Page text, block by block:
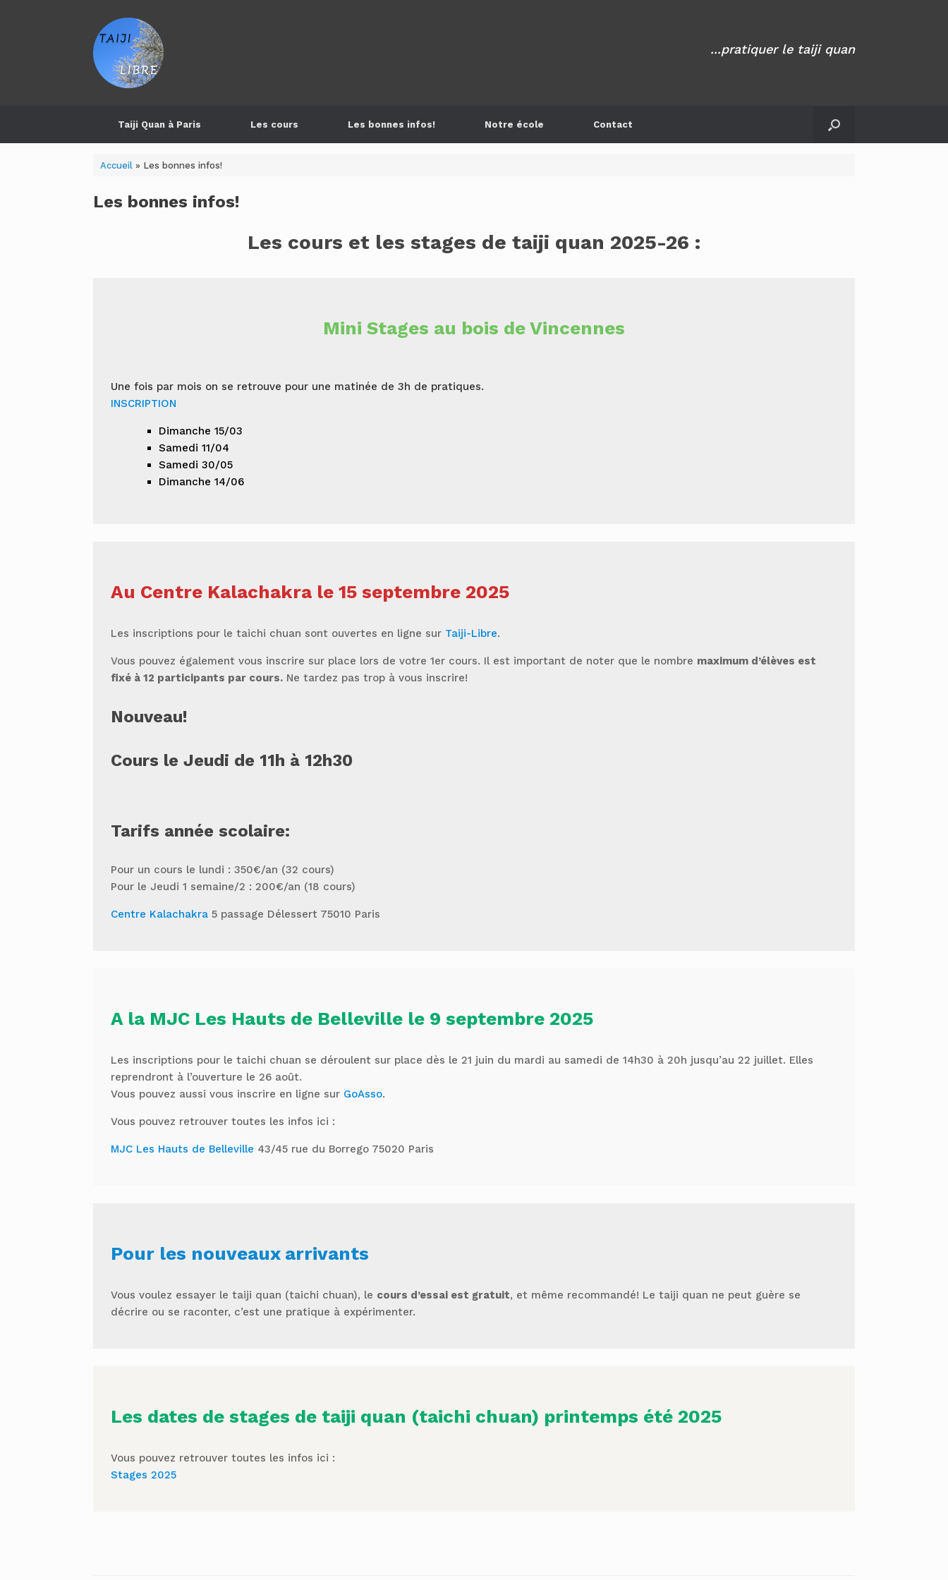
...pratiquer le taiji quan
Taiji Quan à Paris Les cours Les bonnes infos! Notre école Contact
Accueil» Les bonnes infos!
Les bonnes infos!
Les cours et les stages de taiji quan 2025-26 :
Mini Stages au bois de Vincennes
Une fois par mois on se retrouve pour une matinée de 3h de pratiques.
INSCRIPTION
Dimanche 15/03
Samedi 11/04
Samedi 30/05
Dimanche 14/06
Au Centre Kalachakra le 15 septembre 2025
Les inscriptions pour le taichi chuan sont ouvertes en ligne sur Taiji-Libre.
Vous pouvez également vous inscrire sur place lors de votre 1er cours. Il est important de noter que le nombre maximum d’élèves est
fixé à 12 participants par cours. Ne tardez pas trop à vous inscrire!
Nouveau!
Cours le Jeudi de 11h à 12h30
Tarifs année scolaire:
Pour un cours le lundi : 350€/an (32 cours)
Pour le Jeudi 1 semaine/2 : 200€/an (18 cours)
Centre Kalachakra 5 passage Délessert 75010 Paris
A la MJC Les Hauts de Belleville le 9 septembre 2025
Les inscriptions pour le taichi chuan se déroulent sur place dès le 21 juin du mardi au samedi de 14h30 à 20h jusqu’au 22 juillet. Elles
reprendront à l’ouverture le 26 août.
Vous pouvez aussi vous inscrire en ligne sur GoAsso.
Vous pouvez retrouver toutes les infos ici :
MJC Les Hauts de Belleville 43/45 rue du Borrego 75020 Paris
Pour les nouveaux arrivants
Vous voulez essayer le taiji quan (taichi chuan), le cours d’essai est gratuit, et même recommandé! Le taiji quan ne peut guère se
décrire ou se raconter, c’est une pratique à expérimenter.
Les dates de stages de taiji quan (taichi chuan) printemps été 2025
Vous pouvez retrouver toutes les infos ici :
Stages 2025